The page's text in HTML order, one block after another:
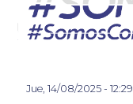
contenido
principal
Jue, 14/08/2025 - 12:29